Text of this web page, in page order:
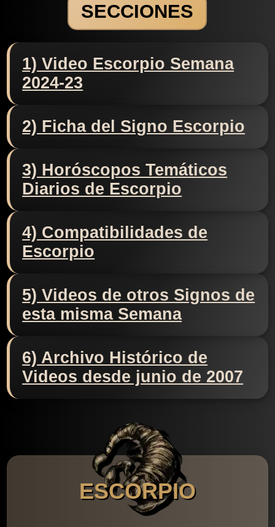
SECCIONES
1) Video Escorpio Semana
2024-23
2) Ficha del Signo Escorpio
3) Horóscopos Temáticos
Diarios de Escorpio
4) Compatibilidades de
Escorpio
5) Videos de otros Signos de
esta misma Semana
6) Archivo Histórico de
Videos desde junio de 2007
ESCORPIO